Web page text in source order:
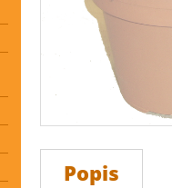
Popis